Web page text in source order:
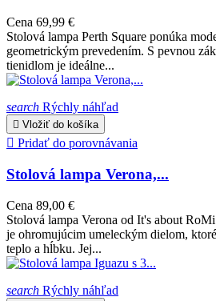
Cena 69,99 €
Stolová lampa Perth Square ponúka
geometrickým prevedením. S pevnou
tienidlom je ideálne...
search Rýchly náhľad
 Vložiť do košíka
 Pridať do porovnávania
Stolová lampa Verona,...
Cena 89,00 €
Stolová lampa Verona od It's about
je ohromujúcim umeleckým dielom,
teplo a hĺbku. Jej...
search Rýchly náhľad